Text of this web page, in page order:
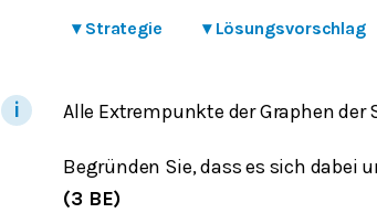
▾ Strategie ▾ Lösungsvorschlag
Alle Extrempunkte der Graphen der
Begründen Sie, dass es sich dabei
(3 BE)